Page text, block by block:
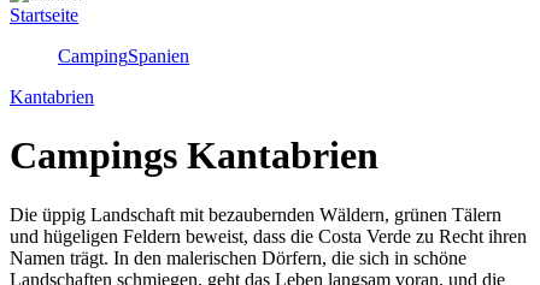
Startseite
CampingSpanien
Kantabrien
Campings Kantabrien
Die üppig Landschaft mit bezaubernden Wäldern, grünen Tälern
und hügeligen Feldern beweist, dass die Costa Verde zu Recht ihren
Namen trägt. In den malerischen Dörfern, die sich in schöne
Landschaften schmiegen, geht das Leben langsam voran, und die